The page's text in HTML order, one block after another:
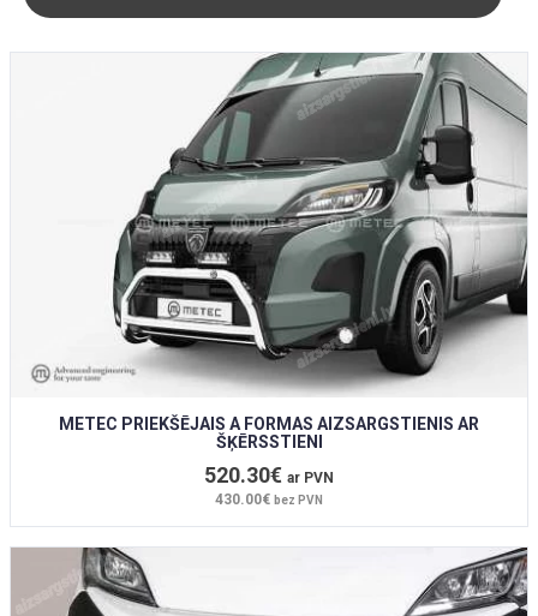
METEC PRIEKŠĒJAIS A FORMAS AIZSARGSTIENIS AR
ŠĶĒRSSTIENI
520.30€ ar PVN
430.00€ bez PVN